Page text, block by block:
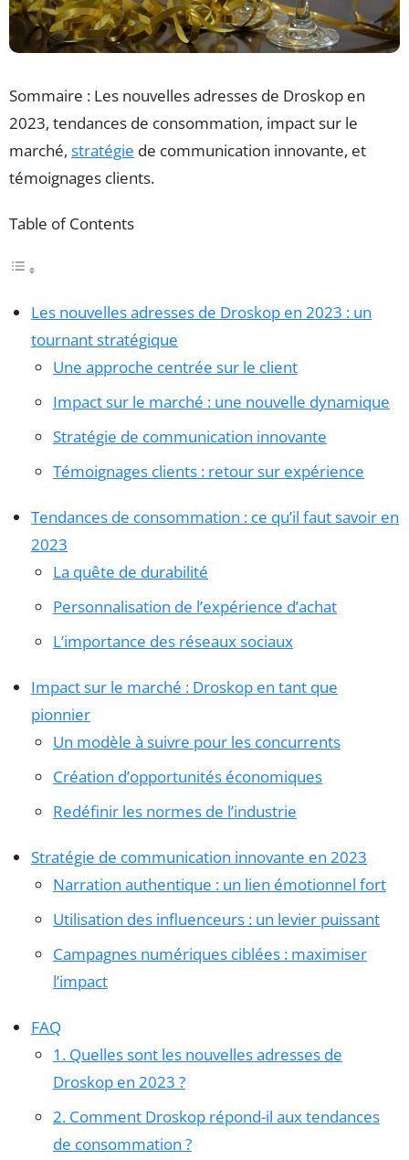
Sommaire : Les nouvelles adresses de Droskop en
2023, tendances de consommation, impact sur le
marché, stratégie de communication innovante, et
témoignages clients.
Table of Contents
Les nouvelles adresses de Droskop en 2023 : un
tournant stratégique
Une approche centrée sur le client
Impact sur le marché : une nouvelle dynamique
Stratégie de communication innovante
Témoignages clients : retour sur expérience
Tendances de consommation : ce qu’il faut savoir en
2023
La quête de durabilité
Personnalisation de l’expérience d’achat
L’importance des réseaux sociaux
Impact sur le marché : Droskop en tant que
pionnier
Un modèle à suivre pour les concurrents
Création d’opportunités économiques
Redéfinir les normes de l’industrie
Stratégie de communication innovante en 2023
Narration authentique : un lien émotionnel fort
Utilisation des influenceurs : un levier puissant
Campagnes numériques ciblées : maximiser
l’impact
FAQ
1. Quelles sont les nouvelles adresses de
Droskop en 2023 ?
2. Comment Droskop répond-il aux tendances
de consommation ?